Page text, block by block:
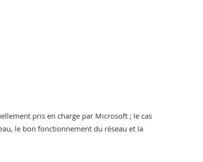
pris en charge par Microsoft ; le cas
le bon fonctionnement du réseau et la